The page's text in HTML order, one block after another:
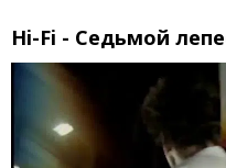
Hi-Fi - Седьмой